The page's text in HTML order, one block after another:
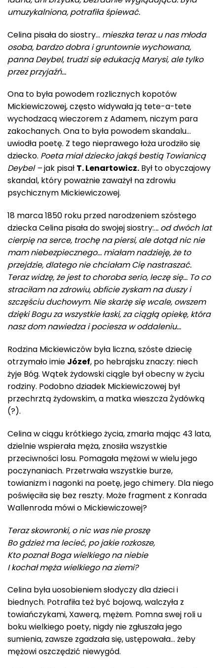
umuzykalniona, potrafiła śpiewać.
Celina pisała do siostry… mieszka teraz u nas młoda
osoba, bardzo dobra i gruntownie wychowana,
panna Deybel, trudzi się edukacją Marysi, ale tylko
przez przyjaźń…
Ona to była powodem rozlicznych kopotów
Mickiewiczowej, często widywała ją tete-a-tete
wychodzacą wieczorem z Adamem, niczym para
zakochanych. Ona to była powodem skandalu…
uwiodła poetę. Z tego nieprawego łoża urodziło się
dziecko. Poeta miał dziecko jakąś bestią Towianicą
Deybel –jak pisał T. Lenartowicz. Był to obyczajowy
skandal, który poważnie zaważył na zdrowiu
psychicznym Mickiewiczowej.
18 marca 1850 roku przed narodzeniem szóstego
dziecka Celina pisała do swojej siostry:... od dwóch lat
cierpię na serce, trochę na piersi, ale dotąd nic nie
mam niebezpiecznego… miałam nadzieję, że to
przejdzie, dlatego nie chciałam Cię nastraszać.
Teraz widzę, że jest to choroba serio, leczę się… To co
straciłam na zdrowiu, obficie zyskam na duszy i
szczęściu duchowym. Nie skarżę się wcale, owszem
dzięki Bogu za wszystkie łaski, za ciągłą opiekę, która
nasz dom nawiedza i pociesza w oddaleniu…
Rodzina Mickiewiczów była liczna, szóste dziecię
otrzymało imie Józef, po hebrajsku znaczy: niech
żyje Bóg. Wątek żydowski ciągle był obecny w życiu
rodziny. Podobno dziadek Mickiewiczowej był
przechrztą żydowskim, a matka wieszcza Żydówką
(?).
Celina w ciągu krótkiego życia, zmarła mając 43 lata,
dzielnie wspierała męża, znosiła wszystkie
przeciwności losu. Pomagała mężowi w wielu jego
poczynaniach. Przetrwała wszystkie burze,
towianizm i nagonki na poetę, jego chimery. Dla niego
poświęciła się bez reszty. Może fragment z Konrada
Wallenroda mówi o Mickiewiczowej?
Teraz skowronki, o nic was nie proszę
Bo gdzież ma lecieć, po jakie rozkosze,
Kto poznał Boga wielkiego na niebie
I kochał męża wielkiego na ziemi?
Celina była uosobieniem słodyczy dla dzieci i
biednych. Potrafiła też być bojową, walczyła z
towiańczykami, Xawerą, mężem. Pomna swej roli u
boku wielkiego poety, nigdy nie zgłuszała jego
sumienia, zawsze zgadzała się, ustępowała… żeby
mężowi oszczędzić niewygód.